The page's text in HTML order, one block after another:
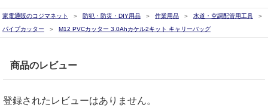
家電通販のコジマネット 防犯・防災・DIY用品 作業用品
水道・空調配管用工具
パイプカッター
M12 PVCカッター 3.0Ahカケル2キット キャリーバッグ
商品のレビュー
登録されたレビューはありません。